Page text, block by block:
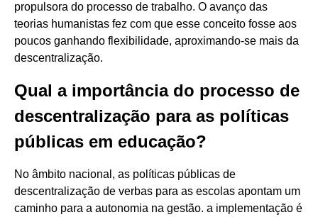
propulsora do processo de trabalho. O avanço das
teorias humanistas fez com que esse conceito fosse aos
poucos ganhando flexibilidade, aproximando-se mais da
descentralização.
Qual a importância do processo de
descentralização para as políticas
públicas em educação?
No âmbito nacional, as políticas públicas de
descentralização de verbas para as escolas apontam um
caminho para a autonomia na gestão. a implementação é